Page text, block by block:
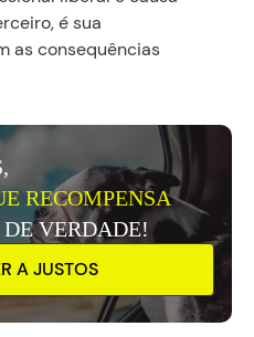
é sua
as consequências
RECOMPENSA
VERDADE!
A JUSTOS